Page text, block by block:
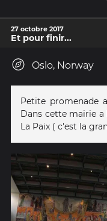
27 octobre 2017
Et pour finir...
Oslo, Norway
Petite promenade
Dans cette mairie a
La Paix ( c'est la